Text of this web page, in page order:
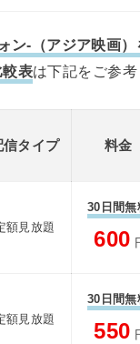
ン-（アジア映画
表は下記をご参考
信タイプ 料金
額見放題
30日間無
600
額見放題
30日間無
550